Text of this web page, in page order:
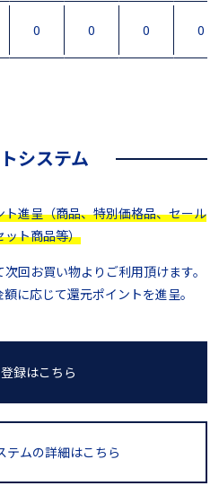
0 0 0 0
システム
進呈（商品、特別価格品、セール
ット商品等）
回お買い物よりご利用頂けます。
に応じて還元ポイントを進呈。
録はこちら
テムの詳細はこちら